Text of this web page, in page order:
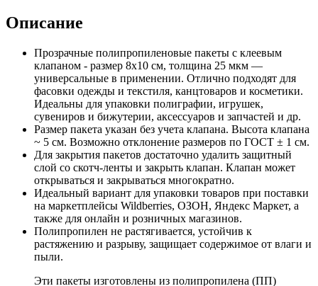
Описание
Прозрачные полипропиленовые пакеты с клеевым
клапаном - размер 8x10 см, толщина 25 мкм —
универсальные в применении. Отлично подходят для
фасовки одежды и текстиля, канцтоваров и косметики.
Идеальны для упаковки полиграфии, игрушек,
сувениров и бижутерии, аксессуаров и запчастей и др.
Размер пакета указан без учета клапана. Высота клапана
~ 5 см. Возможно отклонение размеров по ГОСТ ± 1 см.
Для закрытия пакетов достаточно удалить защитный
слой со скотч-ленты и закрыть клапан. Клапан может
открываться и закрываться многократно.
Идеальный вариант для упаковки товаров при поставки
на маркетплейсы Wildberries, ОЗОН, Яндекс Маркет, а
также для онлайн и розничных магазинов.
Полипропилен не растягивается, устойчив к
растяжению и разрыву, защищает содержимое от влаги и
пыли.
Эти пакеты изготовлены из полипропилена (ПП)